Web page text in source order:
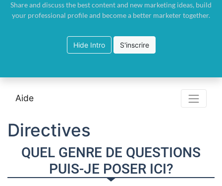
Share and discuss the best content and new marketing ideas, build
your professional profile and become a better marketer together.
Hide Intro S'inscrire
Aide
Directives
QUEL GENRE DE QUESTIONS
PUIS-JE POSER ICI?